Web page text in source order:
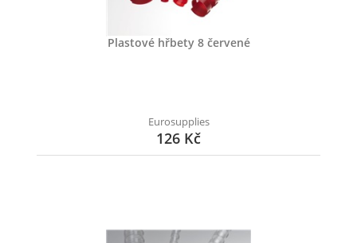
Plastové hřbety 8 červené
Eurosupplies
126 Kč